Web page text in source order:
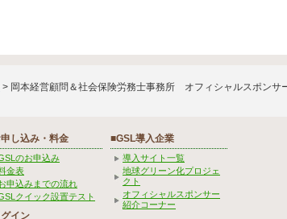
> 岡本経営顧問＆社会保険労務士事務所 オフィシャルスポンサ
し込み・料金
のお申込み
金表
申込みまでの流れ
クイック設置テスト
イン
■GSL導入企業
導入サイト一覧
地球グリーン化プロジェ
クト
オフィシャルスポンサー
紹介コーナー